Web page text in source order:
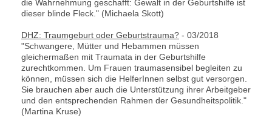
die Wahrnehmung geschafft: Gewalt in der Geburtshilfe ist
dieser blinde Fleck." (Michaela Skott)
DHZ: Traumgeburt oder Geburtstrauma? - 03/2018
"Schwangere, Mütter und Hebammen müssen
gleichermaßen mit Traumata in der Geburtshilfe
zurechtkommen. Um Frauen traumasensibel begleiten zu
können, müssen sich die HelferInnen selbst gut versorgen.
Sie brauchen aber auch die Unterstützung ihrer Arbeitgeber
und den entsprechenden Rahmen der Gesundheitspolitik."
(Martina Kruse)